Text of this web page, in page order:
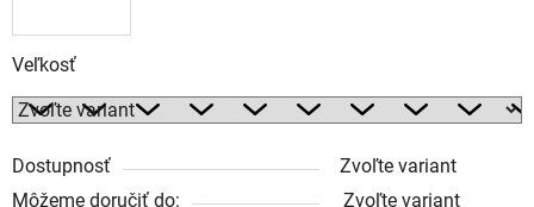
Veľkosť
Dostupnosť
Zvoľte variant
Môžeme doručiť do:
Zvoľte variant